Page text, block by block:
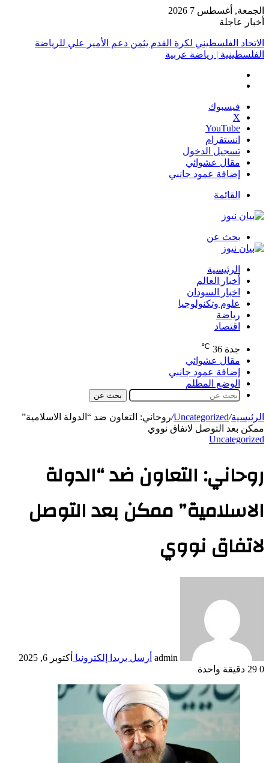
الجمعة, أغسطس 7 2026
أخبار عاجلة
الاتحاد الفلسطيني لكرة القدم يثمن دعم الأمير علي للرياضة
الفلسطينية | رياضة عربية
فيسبوك
‫X
‫YouTube
انستقرام
تسجيل الدخول
مقال عشوائي
إضافة عمود جانبي
القائمة
بحث عن
الرئيسية
أخبار العالم
اخبار السودان
علوم وتكنولوجيا
رياضة
اقتصاد
جدة 36
℃
مقال عشوائي
إضافة عمود جانبي
الوضع المظلم
بحث عن
الرئيسية/
Uncategorized
/روحاني: التعاون ضد “الدولة الاسلامية”
ممكن بعد التوصل لاتفاق نووي
Uncategorized
روحاني: التعاون ضد “الدولة
الاسلامية” ممكن بعد التوصل
لاتفاق نووي
admin أرسل بريدا إلكترونيا أكتوبر 6, 2025
0
دقيقة واحدة